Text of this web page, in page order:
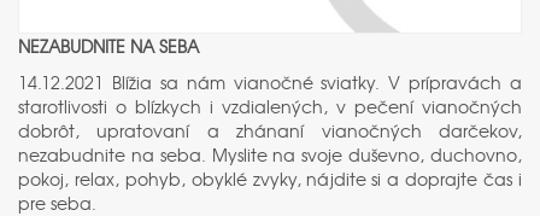
NEZABUDNITE NA SEBA
14.12.2021 Blížia sa nám vianočné sviatky. V prípravách a
starotlivosti o blízkych i vzdialených, v pečení vianočných
dobrôt, upratovaní a zhánaní vianočných darčekov,
nezabudnite na seba. Myslite na svoje duševno, duchovno,
pokoj, relax, pohyb, obyklé zvyky, nájdite si a doprajte čas i
pre seba.